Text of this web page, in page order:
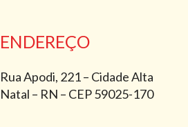
ENDEREÇO
Rua Apodi, 221 – Cidade Alta
Natal – RN – CEP 59025-170